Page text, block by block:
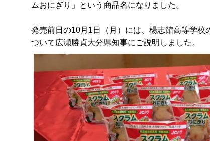
ムおにぎり」という商品名になりました。
発売前日の10月1日（月）には、楊志館高等学
ついて広瀬勝貞大分県知事にご説明しました。